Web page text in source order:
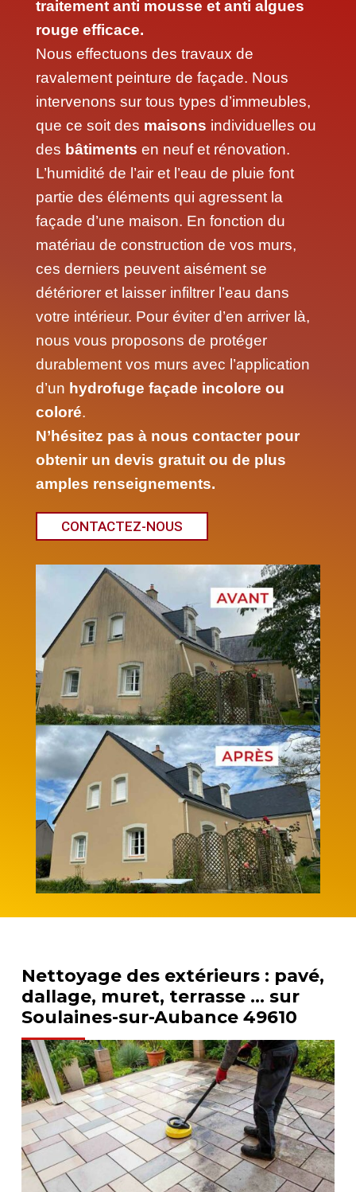
traitement anti mousse et anti algues
rouge efficace.
Nous effectuons des travaux de
ravalement peinture de façade. Nous
intervenons sur tous types d’immeubles,
que ce soit des maisons individuelles ou
des bâtiments en neuf et rénovation.
L’humidité de l’air et l’eau de pluie font
partie des éléments qui agressent la
façade d’une maison. En fonction du
matériau de construction de vos murs,
ces derniers peuvent aisément se
détériorer et laisser infiltrer l’eau dans
votre intérieur. Pour éviter d’en arriver là,
nous vous proposons de protéger
durablement vos murs avec l’application
d’un hydrofuge façade incolore ou
coloré.
N’hésitez pas à nous contacter pour
obtenir un devis gratuit ou de plus
amples renseignements.
CONTACTEZ-NOUS
Nettoyage des extérieurs : pavé,
dallage, muret, terrasse … sur
Soulaines-sur-Aubance 49610